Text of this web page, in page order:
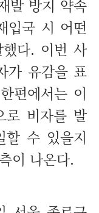
발 방지 약속
입국 시 어떤
다. 이번 사
가 유감을 표
편에서는 이
로 비자를 발
할 수 있을지
이 나온다.